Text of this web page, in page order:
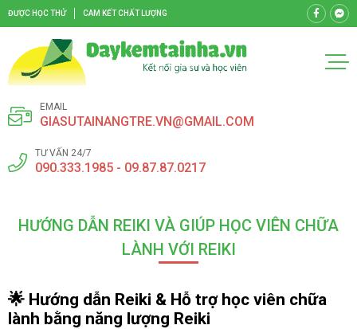
ĐƯỢC HỌC THỬ CAM KẾT CHẤT LƯỢNG
EMAIL
GIASUTAINANGTRE.VN@GMAIL.COM
TƯ VẤN 24/7
090.333.1985 - 09.87.87.0217
HƯỚNG DẪN REIKI VÀ GIÚP HỌC VIÊN CHỮA
LÀNH VỚI REIKI
🌟 Hướng dẫn Reiki & Hỗ trợ học viên chữa
lành bằng năng lượng Reiki